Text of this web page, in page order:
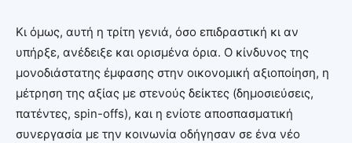
Κι όμως, αυτή η τρίτη γενιά, όσο επιδραστική κι αν
υπήρξε, ανέδειξε και ορισμένα όρια. Ο κίνδυνος της
μονοδιάστατης έμφασης στην οικονομική αξιοποίηση, η
μέτρηση της αξίας με στενούς δείκτες (δημοσιεύσεις,
πατέντες, spin-offs), και η ενίοτε αποσπασματική
συνεργασία με την κοινωνία οδήγησαν σε ένα νέο